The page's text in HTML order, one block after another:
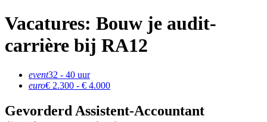
Vacatures: Bouw je audit-
carrière bij RA12
event32 - 40 uur
euro€ 2.300 - € 4.000
Gevorderd Assistent-Accountant